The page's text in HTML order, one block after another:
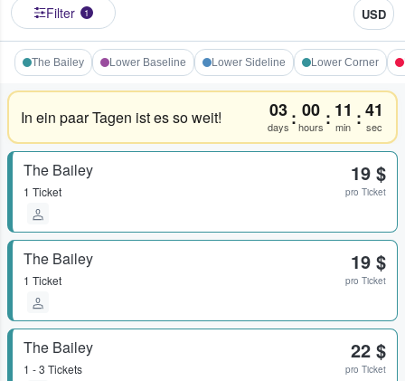
Filter 1 USD
The Bailey Lower Baseline Lower Sideline Lower Corner
In ein paar Tagen ist es so weit! 03
days : 00
hours : 11
min :41
sec
The Bailey
1 Ticket
19 $
pro Ticket
The Bailey
1 Ticket
19 $
pro Ticket
The Bailey
1 - 3 Tickets
22 $
pro Ticket